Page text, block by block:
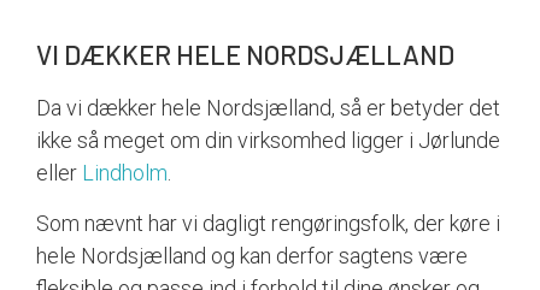
VI DÆKKER HELE NORDSJÆLLAND
Da vi dækker hele Nordsjælland, så er betyder det
ikke så meget om din virksomhed ligger i Jørlunde
eller Lindholm
Som nævnt har vi dagligt rengøringsfolk, der køre i
hele Nordsjælland og kan derfor sagtens være